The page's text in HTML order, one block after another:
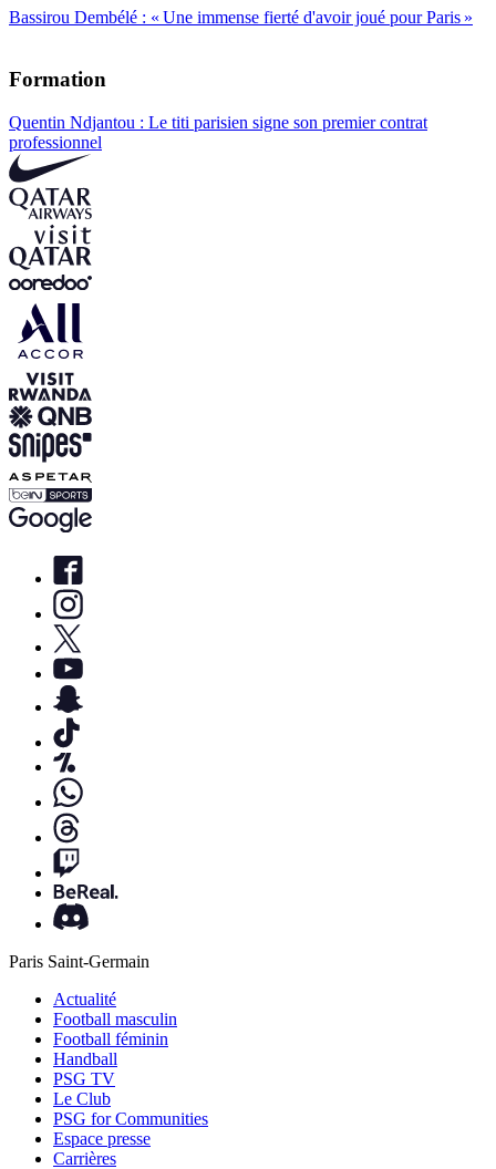
Bassirou Dembélé : « Une immense fierté d'avoir joué pour Paris »
Formation
Quentin Ndjantou : Le titi parisien signe son premier contrat
professionnel
Paris Saint-Germain
Actualité
Football masculin
Football féminin
Handball
PSG TV
Le Club
PSG for Communities
Espace presse
Carrières